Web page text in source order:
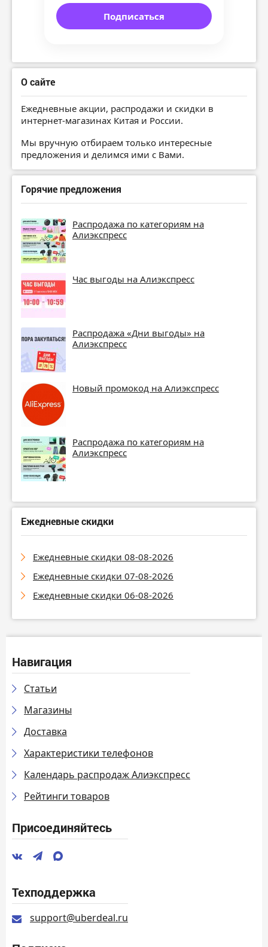
Подписаться
О сайте
Ежедневные акции, распродажи и скидки в
интернет-магазинах Китая и России.
Мы вручную отбираем только интересные
предложения и делимся ими с Вами.
Горячие предложения
Распродажа по категориям на
Алиэкспресс
Час выгоды на Алиэкспресс
Распродажа «Дни выгоды» на
Алиэкспресс
Новый промокод на Алиэкспресс
Распродажа по категориям на
Алиэкспресс
Ежедневные скидки
Ежедневные скидки 08-08-2026
Ежедневные скидки 07-08-2026
Ежедневные скидки 06-08-2026
Навигация
Статьи
Магазины
Доставка
Характеристики телефонов
Календарь распродаж Алиэкспресс
Рейтинги товаров
Присоединяйтесь
Техподдержка
support@uberdeal.ru